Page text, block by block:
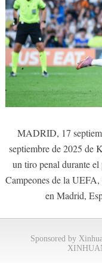
MADRID, 17
septiembre de 2025 de
un tiro penal durante
Campeones de la
en Madrid,
Sponsored by